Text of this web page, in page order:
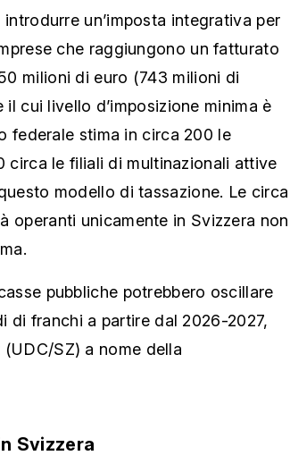
un’imposta integrativa per
che raggiungono un fatturato
milioni di euro (743 milioni di
cui livello d’imposizione minima è
federale stima in circa 200 le
circa le filiali di multinazionali attive
modello di tassazione. Le circa
operanti unicamente in Svizzera non
pubbliche potrebbero oscillare
di franchi a partire dal 2026-2027,
SZ) a nome della
Svizzera